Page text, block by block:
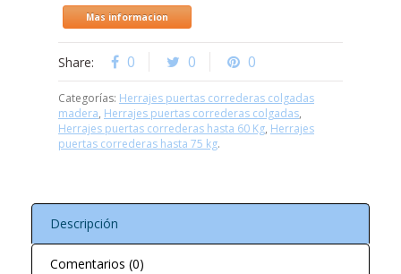
Mas informacion
Share: 0 0 0
Categorías: Herrajes puertas correderas colgadas
madera, Herrajes puertas correderas colgadas,
Herrajes puertas correderas hasta 60 Kg, Herrajes
puertas correderas hasta 75 kg.
Descripción
Comentarios (0)